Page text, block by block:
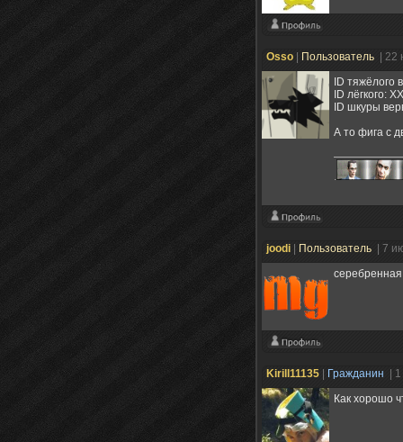
Osso Пользователь
|
ID тяжёлого
ID лёгкого:
ID шкуры
А то фига с
.
joodi Пользователь
| 7
серебренная
Kirill11135 Гражданин
|
Как хорошо